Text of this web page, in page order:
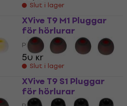
Slut i lager
XVive T9 M1 Pluggar
för hörlurar
Pluggar för hörlurar
50 kr
Slut i lager
XVive T9 S1 Pluggar
för hörlurar